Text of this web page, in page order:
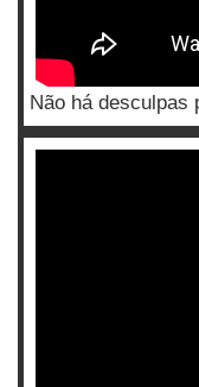
Não há desculpas